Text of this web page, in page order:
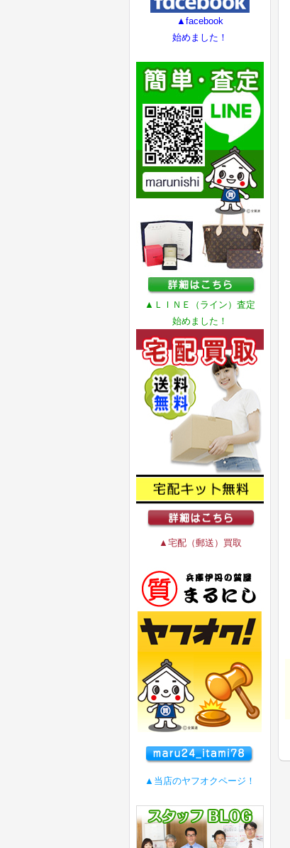
▲facebook
始めました！
▲ＬＩＮＥ（ライン）査定
始めました！
▲宅配（郵送）買取
▲当店のヤフオクページ！